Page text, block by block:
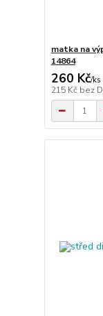
matka na
14864
260 Kč/ks
215 Kč bez